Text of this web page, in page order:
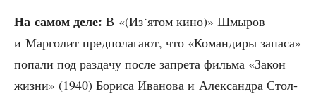
На самом деле: В «(Из‘ятом кино)» Шмы­ров
и Мар­го­лит пред­по­ла­га­ют, что «Коман­ди­ры запа­са»
попа­ли под раз­да­чу после запре­та филь­ма «Закон
жиз­ни» (1940) Бори­са Ива­но­ва и Алек­сандра Стол­